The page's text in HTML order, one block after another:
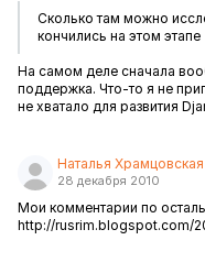
Сколько там можно
кончились на этом этапе
На самом деле сначала
поддержка. Что-то я не
не хватало для развития
Наталья Храмцовская
28 декабря 2010
Мои комментарии по
http://rusrim.blogspot.com/